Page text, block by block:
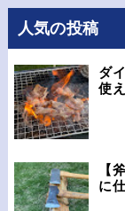
人気の投稿
ダ
使
【
に